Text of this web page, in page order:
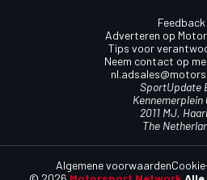
Feedback
Adverteren op
Tips voor
Neem contact op
SportUpdate
Kennemerplein
2011 MJ,
The
Algemene voorwaarden